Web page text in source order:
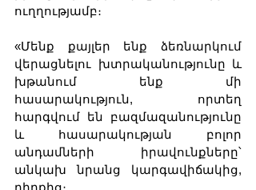
ուղղությամբ։
«Մենք քայլեր ենք ձեռնարկում
վերացնելու խտրականությունը և
խթանում ենք մի
հասարակություն, որտեղ
հարգվում են բազմազանությունը
և հասարակության բոլոր
անդամների իրավունքները՝
անկախ նրանց կարգավիճակից,
դիրքից։